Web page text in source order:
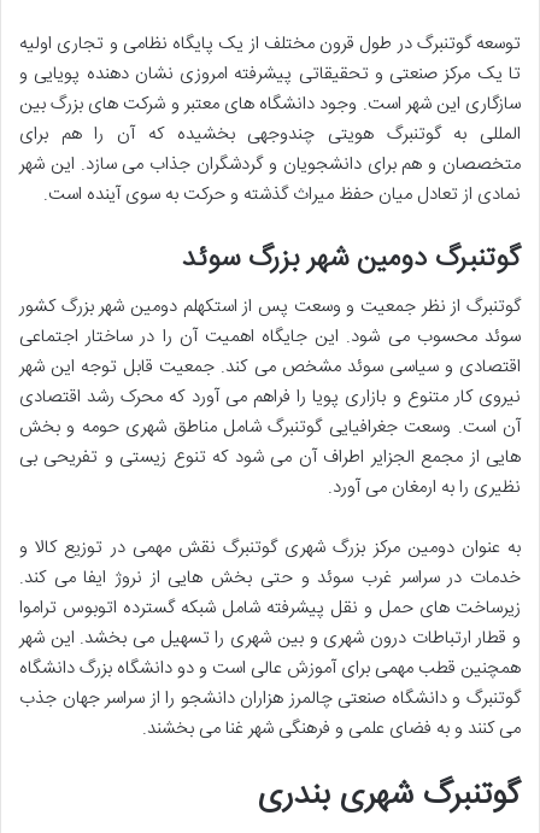
توسعه گوتنبرگ در طول قرون مختلف از یک پایگاه نظامی و تجاری اولیه
تا یک مرکز صنعتی و تحقیقاتی پیشرفته امروزی نشان دهنده پویایی و
سازگاری این شهر است. وجود دانشگاه های معتبر و شرکت های بزرگ بین
المللی به گوتنبرگ هویتی چندوجهی بخشیده که آن را هم برای
متخصصان و هم برای دانشجویان و گردشگران جذاب می سازد. این شهر
نمادی از تعادل میان حفظ میراث گذشته و حرکت به سوی آینده است.
گوتنبرگ دومین شهر بزرگ سوئد
گوتنبرگ از نظر جمعیت و وسعت پس از استکهلم دومین شهر بزرگ کشور
سوئد محسوب می شود. این جایگاه اهمیت آن را در ساختار اجتماعی
اقتصادی و سیاسی سوئد مشخص می کند. جمعیت قابل توجه این شهر
نیروی کار متنوع و بازاری پویا را فراهم می آورد که محرک رشد اقتصادی
آن است. وسعت جغرافیایی گوتنبرگ شامل مناطق شهری حومه و بخش
هایی از مجمع الجزایر اطراف آن می شود که تنوع زیستی و تفریحی بی
نظیری را به ارمغان می آورد.
به عنوان دومین مرکز بزرگ شهری گوتنبرگ نقش مهمی در توزیع کالا و
خدمات در سراسر غرب سوئد و حتی بخش هایی از نروژ ایفا می کند.
زیرساخت های حمل و نقل پیشرفته شامل شبکه گسترده اتوبوس تراموا
و قطار ارتباطات درون شهری و بین شهری را تسهیل می بخشد. این شهر
همچنین قطب مهمی برای آموزش عالی است و دو دانشگاه بزرگ دانشگاه
گوتنبرگ و دانشگاه صنعتی چالمرز هزاران دانشجو را از سراسر جهان جذب
می کنند و به فضای علمی و فرهنگی شهر غنا می بخشند.
گوتنبرگ شهری بندری